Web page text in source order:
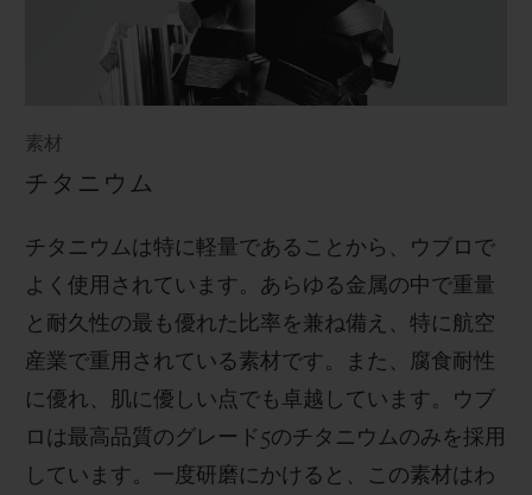
素材
チタニウム
チタニウムは特に軽量であることから、ウブロで
よく使用されています。あらゆる金属の中で重量
と耐久性の最も優れた比率を兼ね備え、特に航空
産業で重用されている素材です。また、腐食耐性
に優れ、肌に優しい点でも卓越しています。ウブ
ロは最高品質のグレード 5のチタニウムのみを採用
しています。一度研磨にかけると、この素材はわ